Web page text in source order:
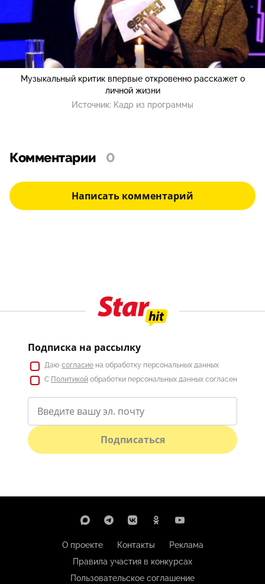
Музыкальный критик впервые откровенно расскажет о
личной жизни
Источник: Кадр из программы
Комментарии 0
Написать комментарий
Подписка на рассылку
Даю согласие на обработку персональных данных
С Политикой обработки персональных данных согласен
Подписаться
О проекте Контакты
Реклама
Правила участия в конкурсах
Пользовательское соглашение